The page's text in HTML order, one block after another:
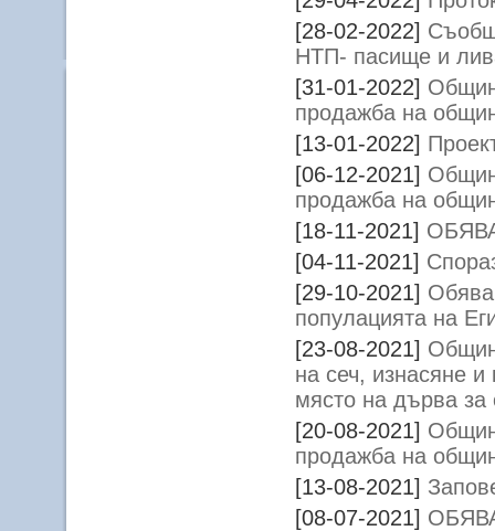
[28-02-2022]
НТП- пасище и
[31-01-2022]
продажба на
[13-01-2022]
[06-12-2021]
продажба на
[18-11-2021]
[04-11-2021]
[29-10-2021]
популацията на
[23-08-2021]
на сеч, изнасяне
място на дърва за
[20-08-2021]
продажба на
[13-08-2021]
[08-07-2021]